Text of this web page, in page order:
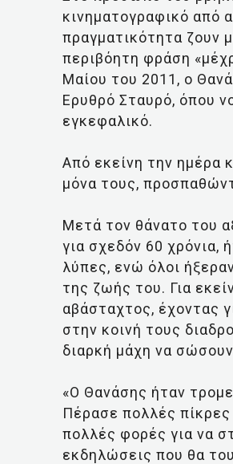
κινηματογραφικό από
πραγματικότητα ζουν
περιβόητη φράση
Μαίου του 2011, ο
Ερυθρό Σταυρό, όπου
εγκεφαλικό.
Aπό εκείνη την ημέρα
μόνα τους,
Μετά τον θάνατο του
για σχεδόν 60 χρόνια,
λύπες, ενώ όλοι
της ζωής του. Για
αβάσταχτος, έχοντας
στην κοινή τους
διαρκή μάχη να
«Ο Θανάσης ήταν
Πέρασε πολλές πίκρες
πολλές φορές για να
εκδηλώσεις που θα